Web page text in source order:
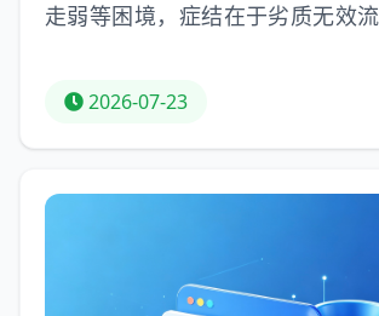
走弱等困境，症结在于劣质无效
词会稀释核心语义。无效流量分
泛词虚热、高跳失低质行为、过
跨赛道错位流量，会带来核心词
据模型恶化等后果。为此，可采
泛流量词、清理过期热搜词、收
ASO 优化高阶比拼流量精准度和
2026-07-23